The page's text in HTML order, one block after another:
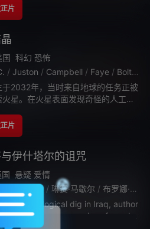
命迹象时，她的搜寻工作发生了令人
转变。
片
国 科幻 恐怖
/ Juston / Campbell / Faye / Bolt /
于2032年，当时来自地球的任务正被
火星。在火星表面发现奇怪的人工制
试图找出发生了什么。当一个嗜血的
始和宇航员共进午餐
片
伊什塔尔的诅咒
国 悬疑 爱情
乔纳·豪尔-金 / 琳赛·马歇尔 / 布罗娜·沃
dig in Iraq, author
uncovers a series of murder